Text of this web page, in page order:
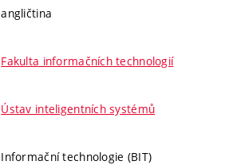
angličtina
Fakulta informačních technologií
Ústav inteligentních systémů
Informační technologie (BIT)